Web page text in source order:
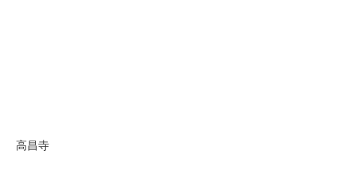
高昌寺